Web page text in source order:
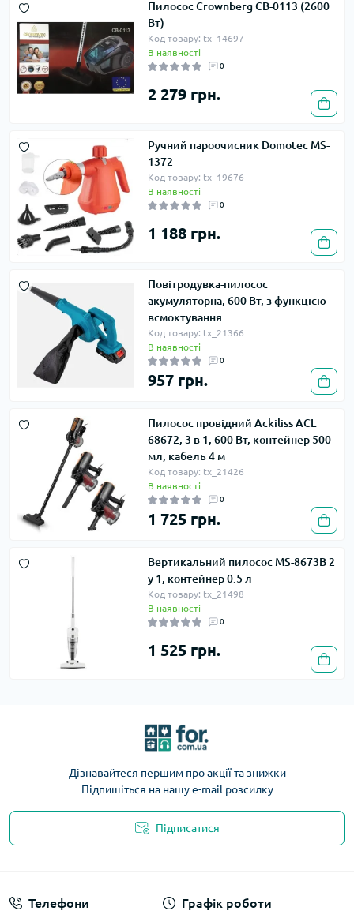
Пилосос Crownberg CB-0113 (2600
Вт)
Код товару: tx_14697
В наявності
0
2 279 грн.
Ручний пароочисник Domotec MS-
1372
Код товару: tx_19676
В наявності
0
1 188 грн.
Повітродувка-пилосос
акумуляторна, 600 Вт, з функцією
всмоктування
Код товару: tx_21366
В наявності
0
957 грн.
Пилосос провідний Ackiliss ACL
68672, 3 в 1, 600 Вт, контейнер 500
мл, кабель 4 м
Код товару: tx_21426
В наявності
0
1 725 грн.
Вертикальний пилосос MS-8673B 2
у 1, контейнер 0.5 л
Код товару: tx_21498
В наявності
0
1 525 грн.
Дізнавайтеся першим про акції та знижки
Підпишіться на нашу e-mail розсилку
Підписатися
Телефони Графік роботи